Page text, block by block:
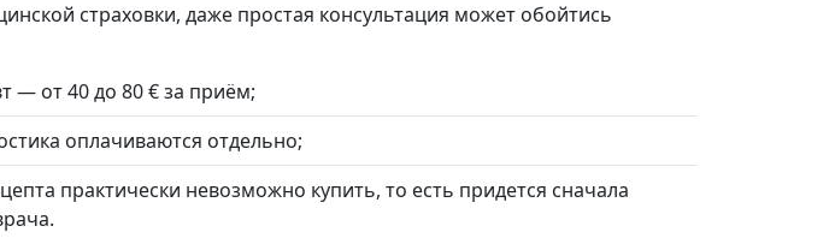
страховки, даже простая консультация может обойтись
— от 40 до 80 € за приём;
оплачиваются отдельно;
практически невозможно купить, то есть придется сначала